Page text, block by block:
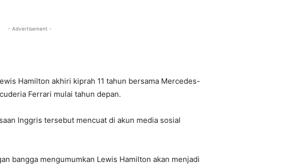
- Advertisement -
Hamilton akhiri kiprah 11 tahun bersama Mercedes-
Ferrari mulai tahun depan.
Inggris tersebut mencuat di akun media sosial
bangga mengumumkan Lewis Hamilton akan menjadi